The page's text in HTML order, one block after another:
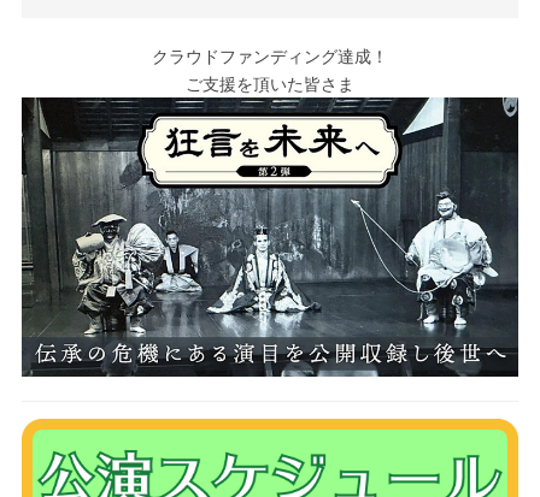
クラウドファンディング達成！
ご支援を頂いた皆さま